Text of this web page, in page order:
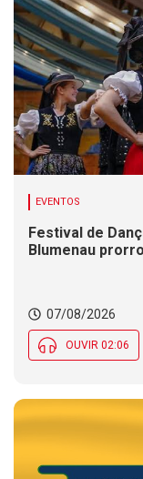
EVENTOS
Festival de
Blumenau
07/08/2026
OUVIR 02:06